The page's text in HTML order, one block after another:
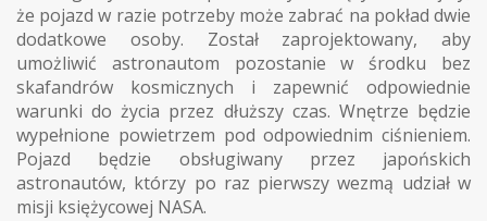
że pojazd w razie potrzeby może zabrać na pokład dwie
dodatkowe osoby. Został zaprojektowany, aby
umożliwić astronautom pozostanie w środku bez
skafandrów kosmicznych i zapewnić odpowiednie
warunki do życia przez dłuższy czas. Wnętrze będzie
wypełnione powietrzem pod odpowiednim ciśnieniem.
Pojazd będzie obsługiwany przez japońskich
astronautów, którzy po raz pierwszy wezmą udział w
misji księżycowej NASA.